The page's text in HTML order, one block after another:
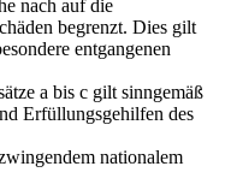
nach auf die
begrenzt. Dies gilt
entgangenen
a bis c gilt sinngemäß
Erfüllungsgehilfen des
nationalem